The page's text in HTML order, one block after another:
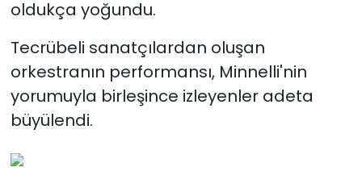
oldukça yoğundu.
Tecrübeli sanatçılardan oluşan
orkestranın performansı, Minnelli'nin
yorumuyla birleşince izleyenler adeta
büyülendi.